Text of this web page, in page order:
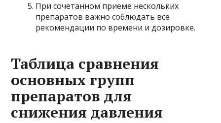
При сочетанном приеме нескольких
препаратов важно соблюдать все
рекомендации по времени и дозировке.
Таблица сравнения
основных групп
препаратов для
снижения давления